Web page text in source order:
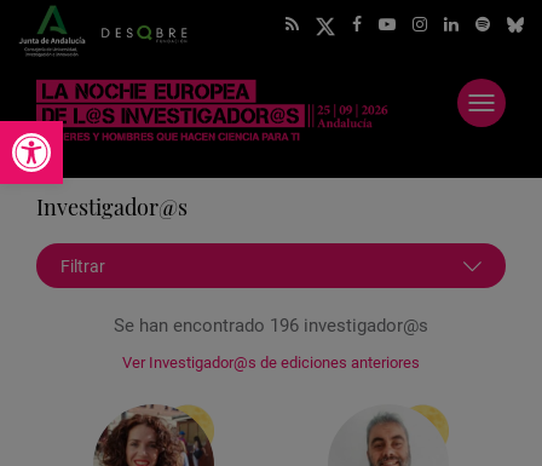
Abrir barra de herramientas
Abrir
menú
Investigador@s
Filtrar
Se han encontrado 196 investigador@s
Ver Investigador@s de ediciones anteriores